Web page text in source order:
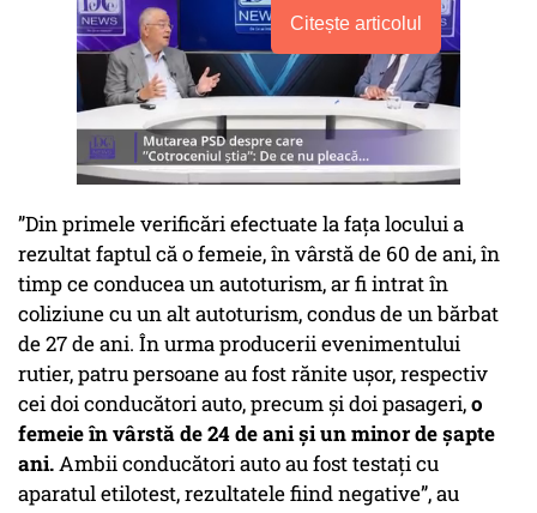
Citește articolul
”Din primele verificări efectuate la faţa locului a
rezultat faptul că o femeie, în vârstă de 60 de ani, în
timp ce conducea un autoturism, ar fi intrat în
coliziune cu un alt autoturism, condus de un bărbat
de 27 de ani. În urma producerii evenimentului
rutier, patru persoane au fost rănite uşor, respectiv
cei doi conducători auto, precum şi doi pasageri,o
femeie în vârstă de 24 de ani şi un minor de şapte
ani.Ambii conducători auto au fost testaţi cu
aparatul etilotest, rezultatele fiind negative”, au